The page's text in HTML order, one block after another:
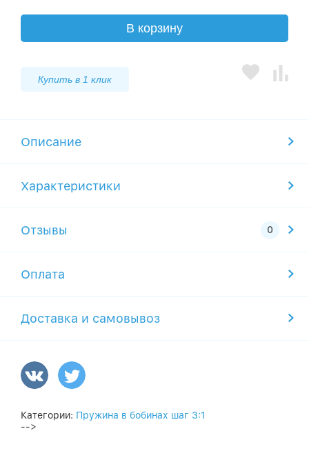
В корзину
Купить в 1 клик
Описание
Характеристики
Отзывы
Оплата
Доставка и самовывоз
Категории: Пружина в бобинах шаг 3:1
-->